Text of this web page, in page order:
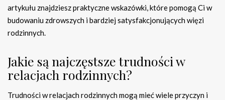
artykułu znajdziesz praktyczne wskazówki, które pomogą Ci w
budowaniu zdrowszych i bardziej satysfakcjonujących więzi
rodzinnych.
Jakie są najczęstsze trudności w
relacjach rodzinnych?
Trudności w relacjach rodzinnych mogą mieć wiele przyczyn i